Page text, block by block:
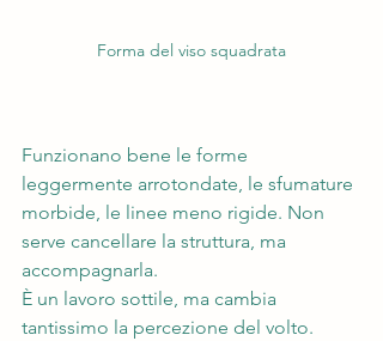
Forma del viso squadrata
Funzionano bene le forme
leggermente arrotondate, le sfumature
morbide, le linee meno rigide. Non
serve cancellare la struttura, ma
accompagnarla.
È un lavoro sottile, ma cambia
tantissimo la percezione del volto.